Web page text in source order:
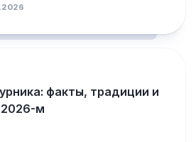
факты, традиции и
2026-м